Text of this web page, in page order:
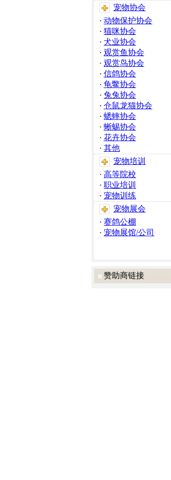
宠物协会
· 动物保护协会
· 猫咪协会
· 犬业协会
· 观赏鱼协会
· 观赏鸟协会
· 信鸽协会
· 龟鳖协会
· 兔兔协会
· 仓鼠龙猫协会
· 蟋蟀协会
· 蜥蜴协会
· 花卉协会
· 其他
宠物培训
· 高等院校
· 职业培训
· 宠物训练
宠物展会
· 赛鸽公棚
· 宠物展馆/公司
赞助商链接